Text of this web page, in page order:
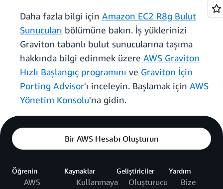
Daha fazla bilgi için Amazon EC2 R8g Bulut
Sunucuları bölümüne bakın. İş yüklerinizi
Graviton tabanlı bulut sunucularına taşıma
hakkında bilgi edinmek üzere AWS Graviton
Hızlı Başlangıç programını ve Graviton İçin
Porting Advisor'ı inceleyin. Başlamak için AWS
Yönetim Konsolu'na gidin.
Bir AWS Hesabı Oluşturun
Öğrenin
AWS
Kaynaklar
Kullanmaya
Geliştiriciler
Oluşturucu
Yardım
Bize